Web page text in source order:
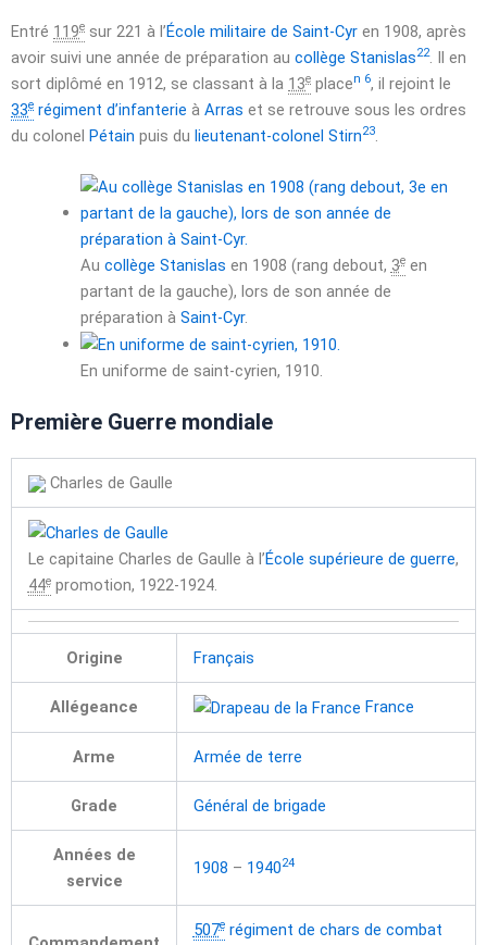
Entré 119e sur 221 à l’École militaire de Saint-Cyr en 1908, après
avoir suivi une année de préparation au collège Stanislas22. Il en
sort diplômé en 1912, se classant à la 13e placen 6, il rejoint le
33e régiment d’infanterie à Arras et se retrouve sous les ordres
du colonel Pétain puis du lieutenant-colonel Stirn23
Au collège Stanislas en 1908 (rang debout, 3een
partant de la gauche), lors de son année de
préparation à Saint-Cyr.
En uniforme de saint-cyrien, 1910.
Première Guerre mondiale
Charles de Gaulle
Le capitaine Charles de Gaulle à l’École supérieure de guerre,
44epromotion, 1922-1924.
Origine Français
Allégeance France
Arme Armée de terre
Grade Général de brigade
Années de
service
1908 – 194024
507erégiment de chars de combat